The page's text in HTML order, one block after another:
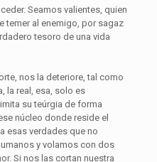
Seamos valientes, quien
temer al enemigo, por sagaz
tesoro de una vida
nos la deteriore, tal como
la real, esa, solo es
su teúrgia de forma
núcleo donde reside el
esas verdades que no
y volamos con dos
Si nos las cortan nuestra